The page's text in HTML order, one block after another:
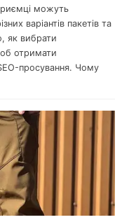
можуть
варіантів пакетів та
як вибрати
отримати
просування. Чому